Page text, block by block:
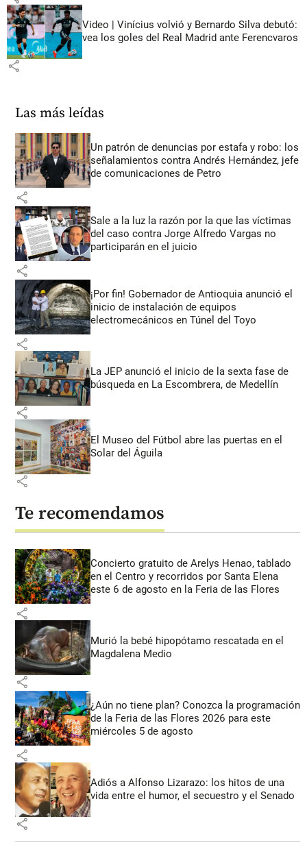
Video | Vinícius volvió y Bernardo Silva debutó:
vea los goles del Real Madrid ante Ferencvaros
share
Las más leídas
Un patrón de denuncias por estafa y robo: los
señalamientos contra Andrés Hernández, jefe
de comunicaciones de Petro
share
Sale a la luz la razón por la que las víctimas
del caso contra Jorge Alfredo Vargas no
participarán en el juicio
share
¡Por fin! Gobernador de Antioquia anunció el
inicio de instalación de equipos
electromecánicos en Túnel del Toyo
share
La JEP anunció el inicio de la sexta fase de
búsqueda en La Escombrera, de Medellín
share
El Museo del Fútbol abre las puertas en el
Solar del Águila
share
Te recomendamos
Concierto gratuito de Arelys Henao, tablado
en el Centro y recorridos por Santa Elena
este 6 de agosto en la Feria de las Flores
share
Murió la bebé hipopótamo rescatada en el
Magdalena Medio
share
¿Aún no tiene plan? Conozca la programación
de la Feria de las Flores 2026 para este
miércoles 5 de agosto
share
Adiós a Alfonso Lizarazo: los hitos de una
vida entre el humor, el secuestro y el Senado
share